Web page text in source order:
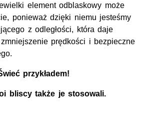
element odblaskowy może
ponieważ dzięki niemu jesteśmy
z odległości, która daje
prędkości i bezpieczne
przykładem!
bliscy także je stosowali.